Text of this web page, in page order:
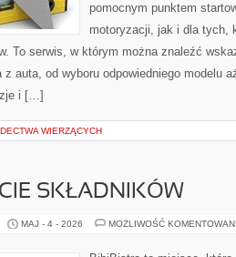
pomocnym punktem
motoryzacji, jak i dla tych,
To serwis, w którym można znaleźć
auta, od wyboru odpowiedniego modelu
i […]
WIERZĄCYCH
SKŁADNIKÓW
MAJ - 4 - 2026 MOŻLIWOŚĆ